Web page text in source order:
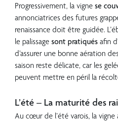
Progressivement, la vigne se
annonciatrices des futures
renaissance doit être guidée.
le palissage sont pratiqués afin
d’assurer une bonne aération
saison reste délicate, car les
peuvent mettre en péril la
L’été – La maturité des
Au cœur de l’été varois, la